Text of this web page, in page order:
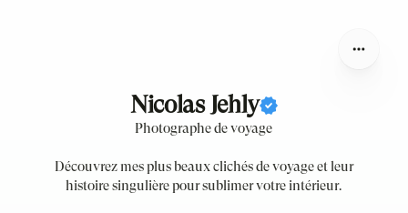
Nicolas Jehly
Photographe de voyage
Découvrez mes plus beaux clichés de voyage et leur
histoire singulière pour sublimer votre intérieur.